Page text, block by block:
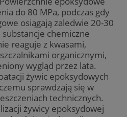
do 80 MPa, podczas gdy
osiągają zaledwie 20-30
chemiczne
reaguje z kwasami,
organicznymi,
wygląd przez lata.
żywic epoksydowych
sprawdzają się w
technicznych.
żywicy epoksydowej